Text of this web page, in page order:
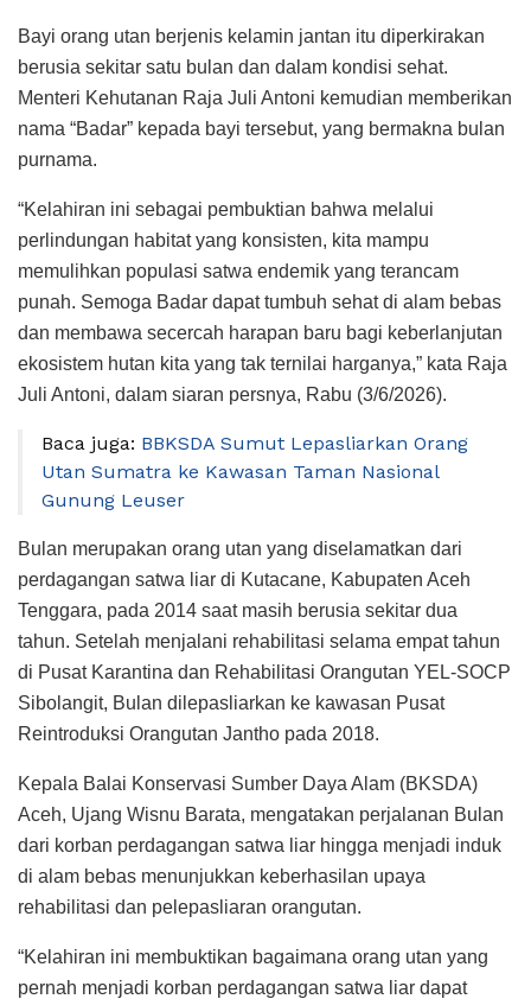
Bayi orang utan berjenis kelamin jantan itu diperkirakan
berusia sekitar satu bulan dan dalam kondisi sehat.
Menteri Kehutanan Raja Juli Antoni kemudian memberikan
nama “Badar” kepada bayi tersebut, yang bermakna bulan
purnama.
“Kelahiran ini sebagai pembuktian bahwa melalui
perlindungan habitat yang konsisten, kita mampu
memulihkan populasi satwa endemik yang terancam
punah. Semoga Badar dapat tumbuh sehat di alam bebas
dan membawa secercah harapan baru bagi keberlanjutan
ekosistem hutan kita yang tak ternilai harganya,” kata Raja
Juli Antoni, dalam siaran persnya, Rabu (3/6/2026).
Baca juga: BBKSDA Sumut Lepasliarkan Orang
Utan Sumatra ke Kawasan Taman Nasional
Gunung Leuser
Bulan merupakan orang utan yang diselamatkan dari
perdagangan satwa liar di Kutacane, Kabupaten Aceh
Tenggara, pada 2014 saat masih berusia sekitar dua
tahun. Setelah menjalani rehabilitasi selama empat tahun
di Pusat Karantina dan Rehabilitasi Orangutan YEL-SOCP
Sibolangit, Bulan dilepasliarkan ke kawasan Pusat
Reintroduksi Orangutan Jantho pada 2018.
Kepala Balai Konservasi Sumber Daya Alam (BKSDA)
Aceh, Ujang Wisnu Barata, mengatakan perjalanan Bulan
dari korban perdagangan satwa liar hingga menjadi induk
di alam bebas menunjukkan keberhasilan upaya
rehabilitasi dan pelepasliaran orangutan.
“Kelahiran ini membuktikan bagaimana orang utan yang
pernah menjadi korban perdagangan satwa liar dapat